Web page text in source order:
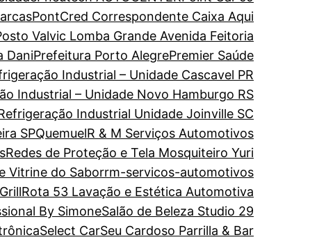
PontCred Correspondente Caixa Aqui
Valvic Lomba Grande Avenida Feitoria
DaniPrefeitura Porto AlegrePremier Saúde
Industrial – Unidade Cascavel PR
Industrial – Unidade Novo Hamburgo RS
Industrial Unidade Joinville SC
SPQuemuelR & M Serviços Automotivos
Redes de Proteção e Tela Mosquiteiro Yuri
Vitrine do Saborrm-servicos-automotivos
Rota 53 Lavação e Estética Automotiva
By SimoneSalão de Beleza Studio 29
Select CarSeu Cardoso Parrilla & Bar